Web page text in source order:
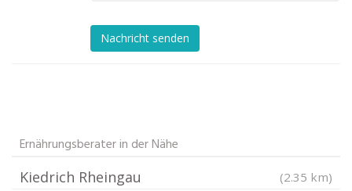
Nachricht senden
Ernährungsberater in der Nähe
Kiedrich Rheingau (2.35 km)